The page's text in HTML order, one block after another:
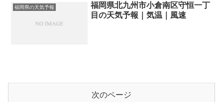
福岡県の天気予報
福岡県北九州市小倉南区守恒一丁
目の天気予報｜気温｜風速
次のページ